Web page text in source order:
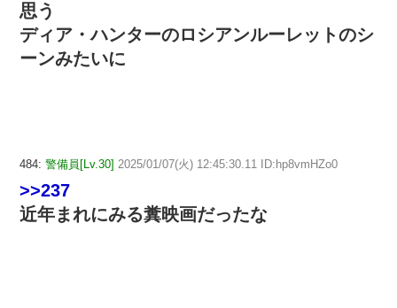
思う
ディア・ハンターのロシアンルーレットのシ
ーンみたいに
484: 警備員[Lv.30] 2025/01/07(火) 12:45:30.11 ID:hp8vmHZo0
>>237
近年まれにみる糞映画だったな